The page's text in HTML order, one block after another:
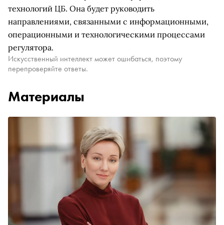
технологий ЦБ. Она будет руководить
направлениями, связанными с информационными,
операционными и технологическими процессами
регулятора.
Искусственный интеллект может ошибаться, поэтому
перепроверяйте ответы.
Материалы